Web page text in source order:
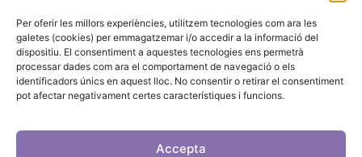
Per oferir les millors experiències, utilitzem tecnologies com ara les
galetes (cookies) per emmagatzemar i/o accedir a la informació del
dispositiu. El consentiment a aquestes tecnologies ens permetrà
processar dades com ara el comportament de navegació o els
identificadors únics en aquest lloc. No consentir o retirar el consentiment
pot afectar negativament certes característiques i funcions.
Accepta
Amb el suport de